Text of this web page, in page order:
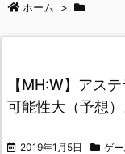
ホーム >
【MH:W】アス
可能性大（予想）
2019年1月5日 ゲー